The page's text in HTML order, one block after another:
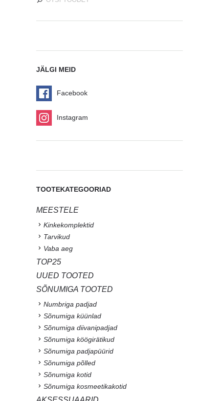
JÄLGI MEID
Facebook
Instagram
TOOTEKATEGOORIAD
MEESTELE
Kinkekomplektid
Tarvikud
Vaba aeg
TOP25
UUED TOOTED
SÕNUMIGA TOOTED
Numbriga padjad
Sõnumiga küünlad
Sõnumiga diivanipadjad
Sõnumiga köögirätikud
Sõnumiga padjapüürid
Sõnumiga põlled
Sõnumiga kotid
Sõnumiga kosmeetikakotid